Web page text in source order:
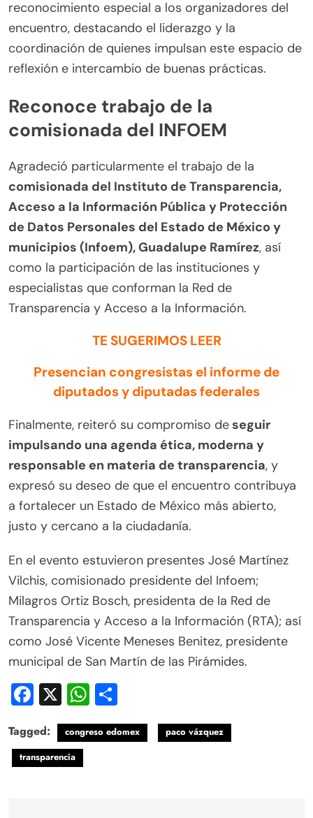
reconocimiento especial a los organizadores del
encuentro, destacando el liderazgo y la
coordinación de quienes impulsan este espacio de
reflexión e intercambio de buenas prácticas.
Reconoce trabajo de la
comisionada del INFOEM
Agradeció particularmente el trabajo de la
comisionada del Instituto de Transparencia,
Acceso a la Información Pública y Protección
de Datos Personales del Estado de México y
municipios (Infoem), Guadalupe Ramírez, así
como la participación de las instituciones y
especialistas que conforman la Red de
Transparencia y Acceso a la Información.
TE SUGERIMOS LEER
Presencian congresistas el informe de
diputados y diputadas federales
Finalmente, reiteró su compromiso deseguir
impulsando una agenda ética, moderna y
responsable en materia de transparencia, y
expresó su deseo de que el encuentro contribuya
a fortalecer un Estado de México más abierto,
justo y cercano a la ciudadanía.
En el evento estuvieron presentes José Martínez
Vilchis, comisionado presidente del Infoem;
Milagros Ortiz Bosch, presidenta de la Red de
Transparencia y Acceso a la Información (RTA); así
como José Vicente Meneses Benitez, presidente
municipal de San Martín de las Pirámides.
Facebook
X WhatsApp
Tagged: congreso edomex
paco vázquez
transparencia